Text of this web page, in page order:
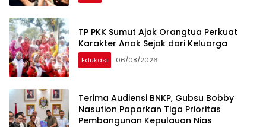
TP PKK Sumut Ajak Orangtua Perkuat
Karakter Anak Sejak dari Keluarga
Edukasi 06/08/2026
Terima Audiensi BNKP, Gubsu Bobby
Nasution Paparkan Tiga Prioritas
Pembangunan Kepulauan Nias